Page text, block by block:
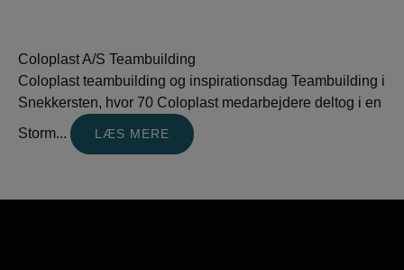
Coloplast A/S Teambuilding
Coloplast teambuilding og inspirationsdag Teambuilding i
Snekkersten, hvor 70 Coloplast medarbejdere deltog i en
Storm...
LÆS MERE